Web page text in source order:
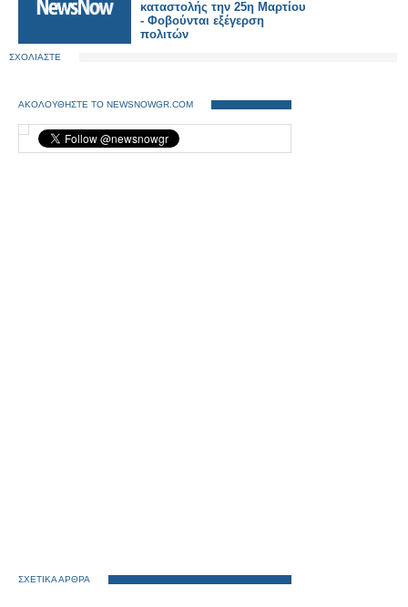
καταστολής την 25η Μαρτίου
- Φοβούνται εξέγερση
πολιτών
ΣΧΟΛΙΑΣΤΕ
ΑΚΟΛΟΥΘΗΣΤΕ ΤΟ NEWSNOWGR.COM
ΣΧΕΤΙΚΑ ΑΡΘΡΑ